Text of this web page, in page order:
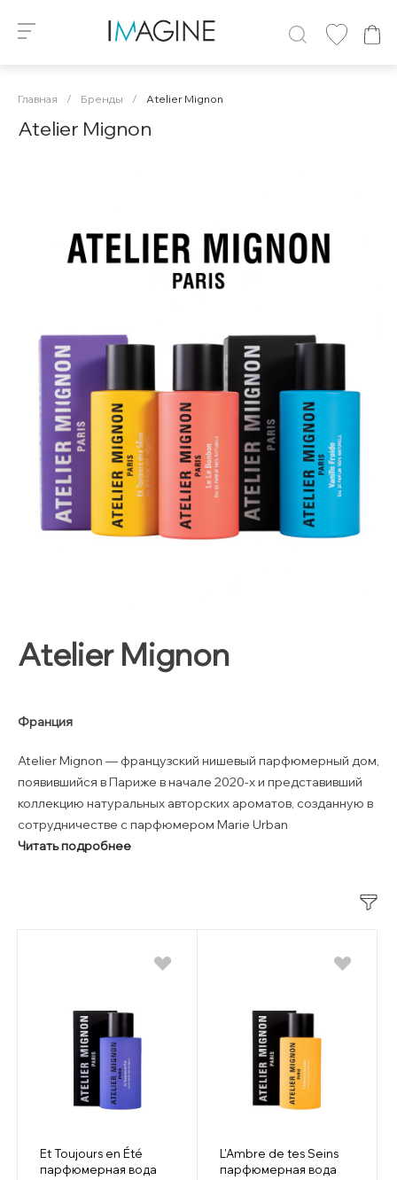
Главная / Бренды / Atelier Mignon
Atelier Mignon
Atelier Mignon
Франция
Atelier Mignon — французский нишевый парфюмерный дом,
появившийся в Париже в начале 2020-х и представивший
коллекцию натуральных авторских ароматов, созданную в
сотрудничестве с парфюмером Marie Urban
Читать подробнее
Et Toujours en Été
парфюмерная вода
L'Ambre de tes Seins
парфюмерная вода